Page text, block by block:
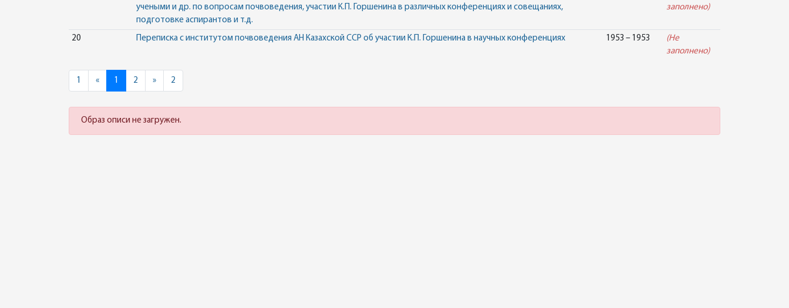
учеными и др. по вопросам почвоведения, участии К.П. Горшенина в различных конференциях и совещаниях,
подготовке аспирантов и т.д.
заполнено)
20 Переписка с институтом почвоведения АН Казахской ССР об участии К.П. Горшенина в научных конференциях 1953 – 1953
(Не
заполнено)
1 «Previous
1 2 »Next2
Образ описи не загружен.